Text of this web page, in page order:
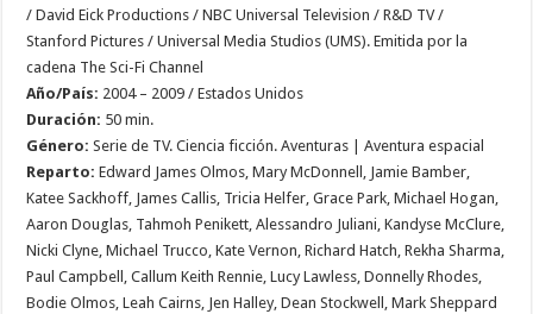
/ David Eick Productions / NBC Universal Television / R&D TV /
Stanford Pictures / Universal Media Studios (UMS). Emitida por la
cadena The Sci-Fi Channel
Año/País: 2004 – 2009 / Estados Unidos
Duración: 50 min.
Género: Serie de TV. Ciencia ficción. Aventuras | Aventura espacial
Reparto: Edward James Olmos, Mary McDonnell, Jamie Bamber,
Katee Sackhoff, James Callis, Tricia Helfer, Grace Park, Michael Hogan,
Aaron Douglas, Tahmoh Penikett, Alessandro Juliani, Kandyse McClure,
Nicki Clyne, Michael Trucco, Kate Vernon, Richard Hatch, Rekha Sharma,
Paul Campbell, Callum Keith Rennie, Lucy Lawless, Donnelly Rhodes,
Bodie Olmos, Leah Cairns, Jen Halley, Dean Stockwell, Mark Sheppard